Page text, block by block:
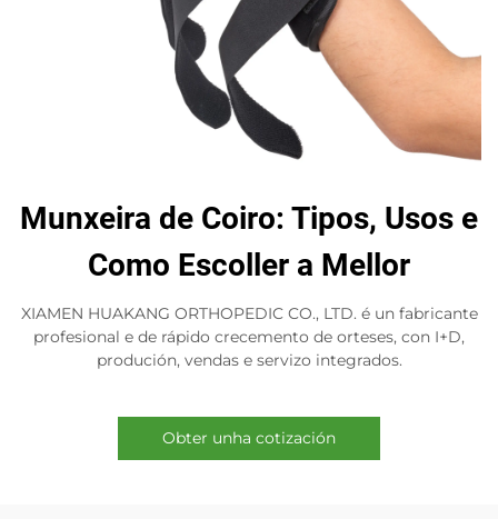
Munxeira de Coiro: Tipos, Usos e
Como Escoller a Mellor
XIAMEN HUAKANG ORTHOPEDIC CO., LTD. é un fabricante
profesional e de rápido crecemento de orteses, con I+D,
produción, vendas e servizo integrados.
Obter unha cotización